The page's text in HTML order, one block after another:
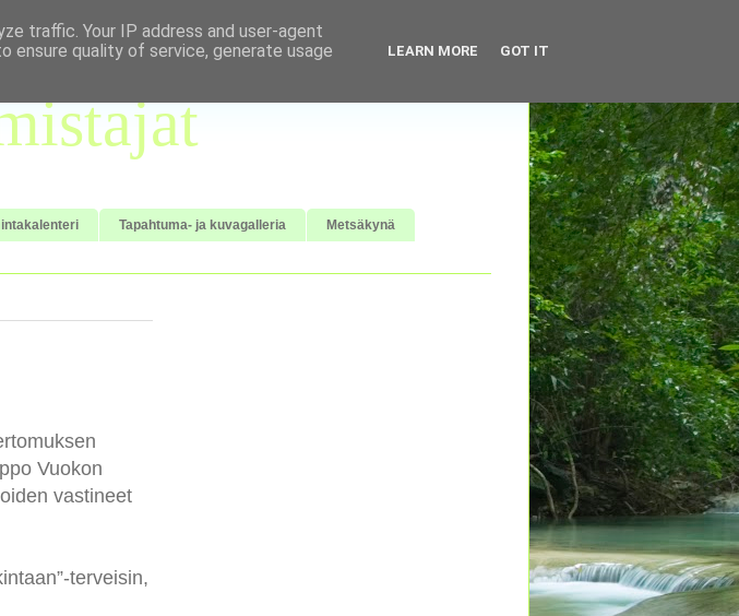
Tapahtuma- ja kuvagalleria Metsäkynä
Vuokon
vastineet
terveisin,
traffic. Your IP address and user-agent
ensure quality of service, generate usage
LEARN MORE GOT IT